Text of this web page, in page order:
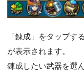
「錬成」をタップす
が表示されます。
錬成したい武器を選